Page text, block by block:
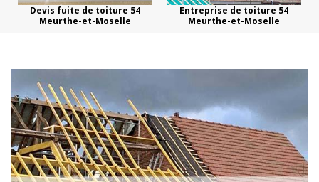
Devis fuite de toiture 54
Meurthe-et-Moselle
Entreprise de toiture 54
Meurthe-et-Moselle